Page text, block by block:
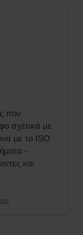
που
σχετικά με
με το ISO
-
και